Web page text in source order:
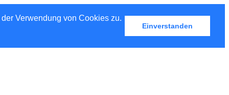
Verwendung von Cookies zu.
Einverstanden